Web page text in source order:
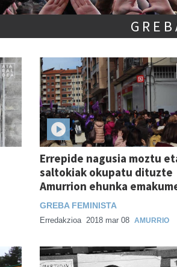
Errepide nagusia moztu
saltokiak okupatu dituzte
Amurrion ehunka
GREBA FEMINISTA
Erredakzioa 2018 mar 08 AMURRIO